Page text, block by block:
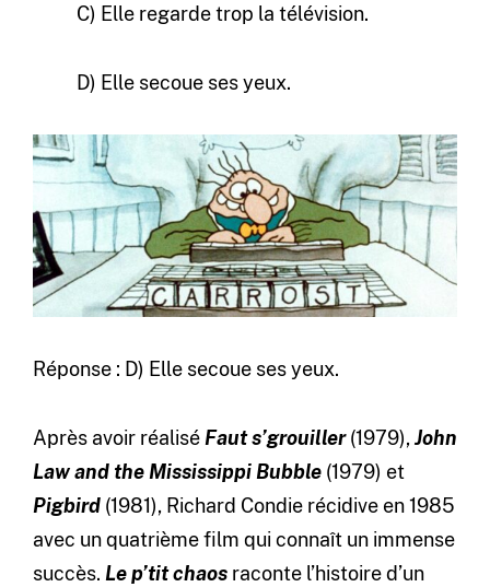
C) Elle regarde trop la télévision.
D) Elle secoue ses yeux.
Réponse : D) Elle secoue ses yeux.
Après avoir réalisé Faut s’grouiller(1979),John
Law and the Mississippi Bubble(1979) et
Pigbird(1981), Richard Condie récidive en 1985
avec un quatrième film qui connaît un immense
succès. Le p’tit chaosraconte l’histoire d’un